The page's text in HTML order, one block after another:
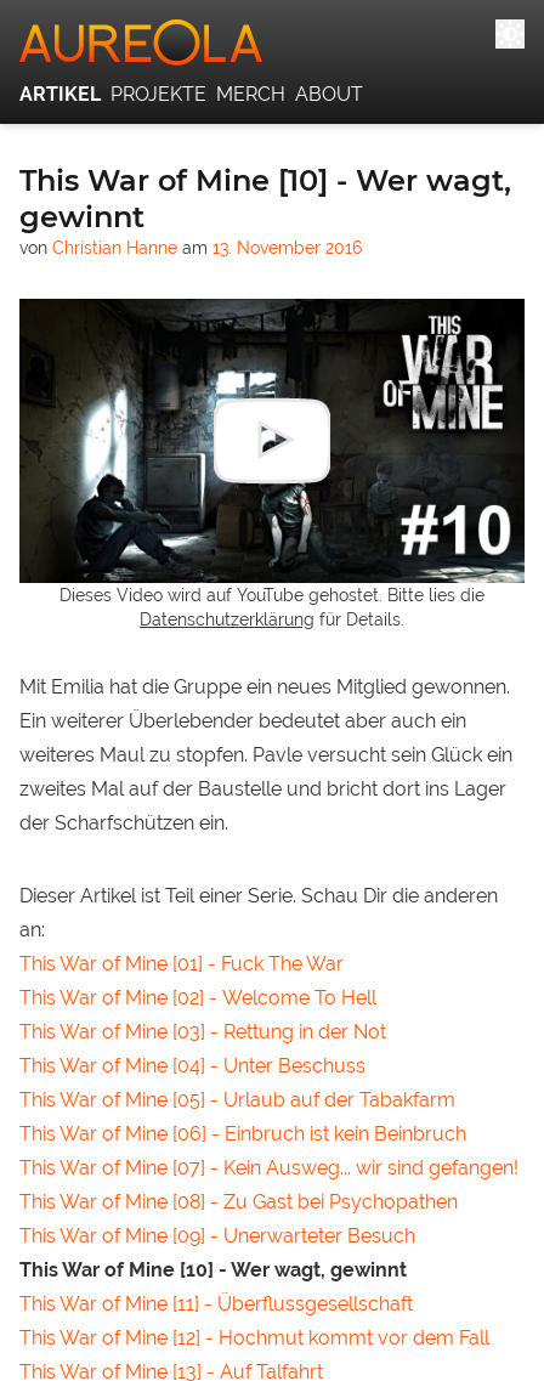
This War of Mine [10] - Wer wagt,
gewinnt
von Christian Hanne am 13. November 2016
Dieses Video wird auf YouTube gehostet. Bitte lies die
Datenschutzerklärung für Details.
Mit Emilia hat die Gruppe ein neues Mitglied gewonnen.
Ein weiterer Überlebender bedeutet aber auch ein
weiteres Maul zu stopfen. Pavle versucht sein Glück ein
zweites Mal auf der Baustelle und bricht dort ins Lager
der Scharfschützen ein.
Dieser Artikel ist Teil einer Serie. Schau Dir die anderen
an:
This War of Mine [01] - Fuck The War
This War of Mine [02] - Welcome To Hell
This War of Mine [03] - Rettung in der Not
This War of Mine [04] - Unter Beschuss
This War of Mine [05] - Urlaub auf der Tabakfarm
This War of Mine [06] - Einbruch ist kein Beinbruch
This War of Mine [07] - Kein Ausweg... wir sind gefangen!
This War of Mine [08] - Zu Gast bei Psychopathen
This War of Mine [09] - Unerwarteter Besuch
This War of Mine [10] - Wer wagt, gewinnt
This War of Mine [11] - Überflussgesellschaft
This War of Mine [12] - Hochmut kommt vor dem Fall
This War of Mine [13] - Auf Talfahrt
ARTIKEL PROJEKTE MERCH ABOUT